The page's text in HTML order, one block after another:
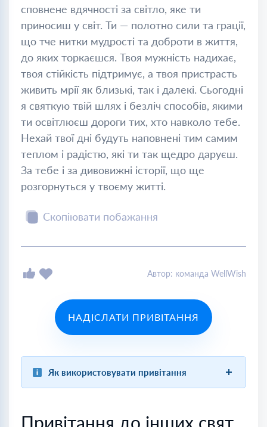
сповнене вдячності за світло, яке ти
приносиш у світ. Ти — полотно сили та грації,
що тче нитки мудрості та доброти в життя,
до яких торкаєшся. Твоя мужність надихає,
твоя стійкість підтримує, а твоя пристрасть
живить мрії як близькі, так і далекі. Сьогодні
я святкую твій шлях і безліч способів, якими
ти освітлюєш дороги тих, хто навколо тебе.
Нехай твої дні будуть наповнені тим самим
теплом і радістю, які ти так щедро даруєш.
За тебе і за дивовижні історії, що ще
розгорнуться у твоєму житті.
Скопіювати побажання
Автор: команда WellWish
НАДІСЛАТИ ПРИВІТАННЯ
Як використовувати привітання
Привітання до інших свят